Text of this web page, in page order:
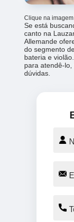
Clique na
Se está
canto na
Allemande
do segmento
bateria e
para atendê-
dúvidas.